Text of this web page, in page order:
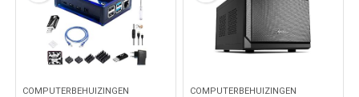
COMPUTERBEHUIZINGEN COMPUTERBEHUIZINGEN